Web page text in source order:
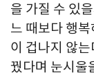
을 가질 수 있
느 때보다 행
이 겁나지 않
꿨다며 눈시울